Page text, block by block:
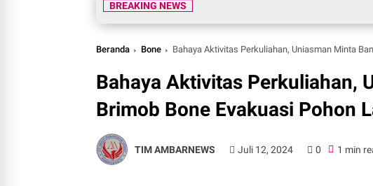
BREAKING NEWS
Beranda Bone Bahaya Aktivitas Perkuliahan, Uniasman Minta
Bahaya Aktivitas Perkuliahan,
Brimob Bone Evakuasi Pohon
TIM AMBARNEWS Juli 12, 2024 0 1 min